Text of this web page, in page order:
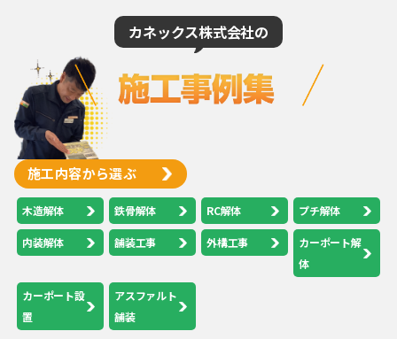
カネックス株式会社の
施工内容から選ぶ
木造解体 鉄骨解体 RC解体 プチ解体
内装解体 舗装工事 外構工事
カーポート解
体
カーポート設
置
アスファルト
舗装